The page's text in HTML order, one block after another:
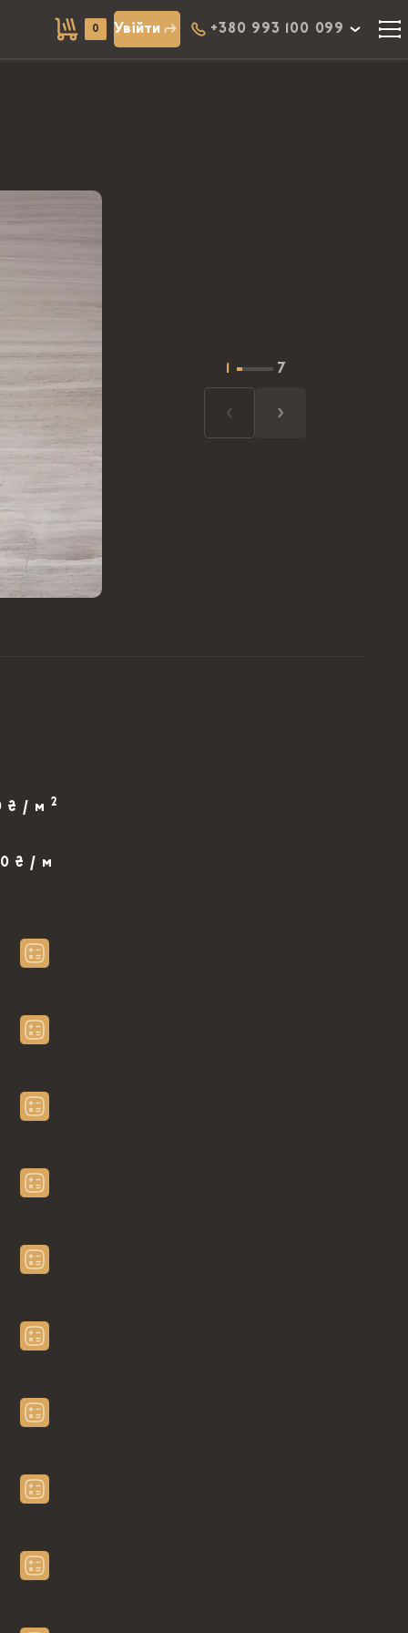
0 Увійти +380 993 100 099
7
₴ / м 2
₴ / м